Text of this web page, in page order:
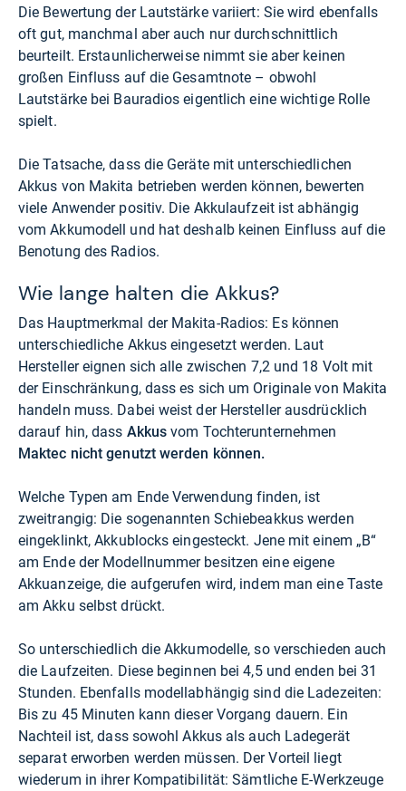
Die Bewertung der Lautstärke variiert: Sie wird ebenfalls
oft gut, manchmal aber auch nur durchschnittlich
beurteilt. Erstaunlicherweise nimmt sie aber keinen
großen Einfluss auf die Gesamtnote – obwohl
Lautstärke bei Bauradios eigentlich eine wichtige Rolle
spielt.
Die Tatsache, dass die Geräte mit unterschiedlichen
Akkus von Makita betrieben werden können, bewerten
viele Anwender positiv. Die Akkulaufzeit ist abhängig
vom Akkumodell und hat deshalb keinen Einfluss auf die
Benotung des Radios.
Wie lange halten die Akkus?
Das Hauptmerkmal der Makita-Radios: Es können
unterschiedliche Akkus eingesetzt werden. Laut
Hersteller eignen sich alle zwischen 7,2 und 18 Volt mit
der Einschränkung, dass es sich um Originale von Makita
handeln muss. Dabei weist der Hersteller ausdrücklich
darauf hin, dass Akkus vom Tochterunternehmen
Maktec nicht genutzt werden können.
Welche Typen am Ende Verwendung finden, ist
zweitrangig: Die sogenannten Schiebeakkus werden
eingeklinkt, Akkublocks eingesteckt. Jene mit einem „B“
am Ende der Modellnummer besitzen eine eigene
Akkuanzeige, die aufgerufen wird, indem man eine Taste
am Akku selbst drückt.
So unterschiedlich die Akkumodelle, so verschieden auch
die Laufzeiten. Diese beginnen bei 4,5 und enden bei 31
Stunden. Ebenfalls modellabhängig sind die Ladezeiten:
Bis zu 45 Minuten kann dieser Vorgang dauern. Ein
Nachteil ist, dass sowohl Akkus als auch Ladegerät
separat erworben werden müssen. Der Vorteil liegt
wiederum in ihrer Kompatibilität: Sämtliche E-Werkzeuge